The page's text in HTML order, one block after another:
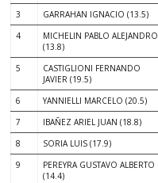
3
GARRAHAN IGNACIO (13.5)
4
MICHELIN PABLO ALEJANDRO
(13.8)
5
CASTIGLIONI FERNANDO
JAVIER (19.5)
6 YANNIELLI MARCELO (20.5)
7
IBAÑEZ ARIEL JUAN (18.8)
8
SORIA LUIS (17.9)
9
PEREYRA GUSTAVO ALBERTO
(14.4)